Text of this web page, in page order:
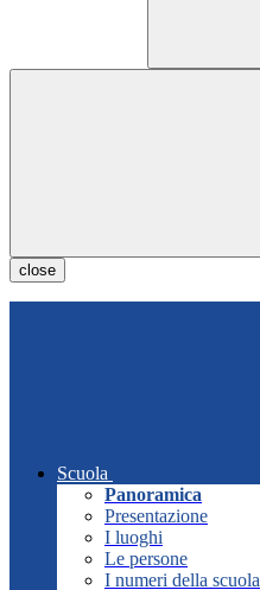
close
Scuola
Panoramica
Presentazione
I luoghi
Le persone
I numeri della scuola